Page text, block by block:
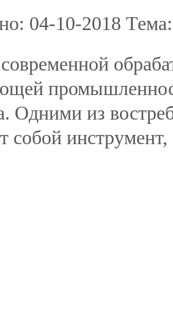
04-10-2018
Одними из
собой